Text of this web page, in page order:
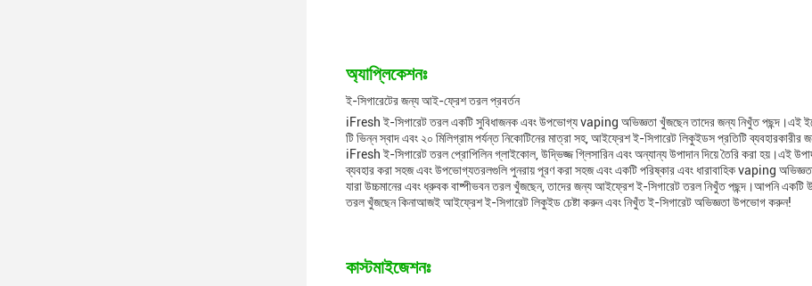
অ্যাপ্লিকেশনঃ
ই-সিগারেটের জন্য আই-ফ্রেশ তরল প্রবর্তন
iFresh ই-সিগারেট তরল একটি সুবিধাজনক এবং উপভোগ্য vaping অভিজ্ঞতা খুঁজছেন তাদের জন্য নিখুঁত পছন্দ।এই
টি ভিন্ন স্বাদ এবং ২০ মিলিগ্রাম পর্যন্ত নিকোটিনের মাত্রা সহ, আইফ্রেশ ই-সিগারেট লিকুইডস প্রতিটি ব্যবহারকারীর
iFresh ই-সিগারেট তরল প্রোপিলিন গ্লাইকোল, উদ্ভিজ্জ গ্লিসারিন এবং অন্যান্য উপাদান দিয়ে তৈরি করা হয়।এই
ব্যবহার করা সহজ এবং উপভোগ্যতরলগুলি পুনরায় পূরণ করা সহজ এবং একটি পরিষ্কার এবং ধারাবাহিক vaping
যারা উচ্চমানের এবং ধ্রুবক বাষ্পীভবন তরল খুঁজছেন, তাদের জন্য আইফ্রেশ ই-সিগারেট তরল নিখুঁত পছন্দ।আপনি
তরল খুঁজছেন কিনাআজই আইফ্রেশ ই-সিগারেট লিকুইড চেষ্টা করুন এবং নিখুঁত ই-সিগারেট অভিজ্ঞতা উপভোগ করুন!
কাস্টমাইজেশনঃ